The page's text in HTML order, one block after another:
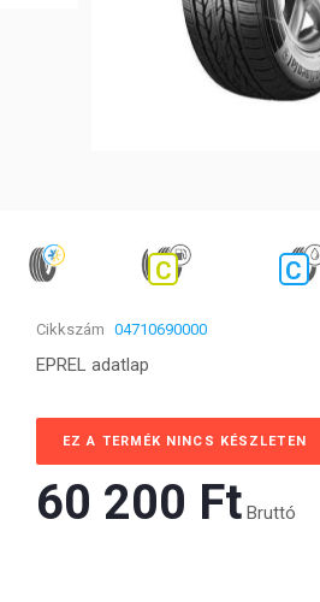
C C
Cikkszám 04710690000
EPREL adatlap
EZ A TERMÉK NINCS KÉSZLETEN
60 200 Ft‎ Bruttó